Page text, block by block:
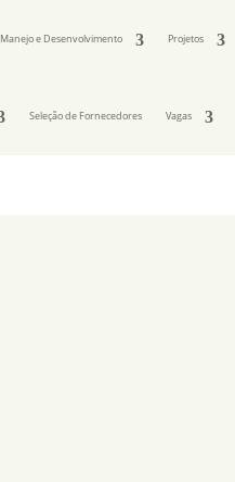
Manejo e Desenvolvimento Projetos
Seleção de Fornecedores Vagas